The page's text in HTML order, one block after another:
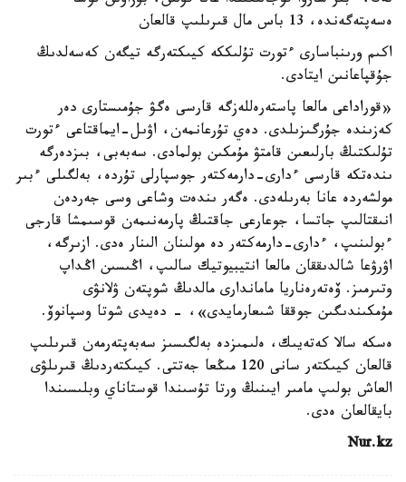
ەسەپتەگەندە، 13 باس مال قىرىلىپ قالعان
اكىم ورىنباسارى ءتورت تۇلىككە كيىكتەرگە تيگەن كەسەلدىڭ
جۇقپاعانىن ايتادى.
«قوراداعى مالعا پاستەرەللەزگە قارسى ەگۋ جۇمىستارى دەر
كەزىندە جۇرگىزىلدى. دەي تۇرعانمەن، اۋىل-ايماقتاعى ءتورت
تۇلىكتىڭ بارلىعىن قامتۋ مۇمكىن بولمادى. سەبەبى، بىزدەرگە
ىندەتكە قارسى ءدارى-دارمەكتەر جوسپارلى تۇردە، بەلگىلى ءبىر
مولشەردە عانا بەرىلەدى. ەگەر ىندەت وشاعى وسى جەردەن
انىقتالىپ جاتسا، جوعارعى جاقتىڭ پارمەنىمەن قوسىمشا قارجى
ءبولىنىپ، ءدارى-دارمەكتەر دە مولىنان الىنار ەدى. ازىرگە،
اۋرۋعا شالدىققان مالعا انتيبيوتيك سالىپ، اڭىسىن اڭداپ
وتىرمىز. ۆەتەرەناريا ماماندارى مالدىڭ شوپتەن ۋلانۋى
مۇمكىندىگىن جوققا شىعارمايدى»، - دەيدى شوتا وسپانوۆ.
ەسكە سالا كەتەيىك، ەلىمىزدە بەلگىسىز سەبەپتەرمەن قىرىلىپ
قالعان كيىكتەر سانى 120 مىڭعا جەتتى. كيىكتەردىڭ قىرىلۋى
العاش بولىپ مامىر ايىنىڭ ورتا تۇسىندا قوستاناي وبلىسىندا
بايقالعان ەدى.
Nur.kz